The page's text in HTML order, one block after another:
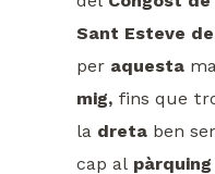
Sant Esteve
per aquesta
mig, fins que
la dretaben
cap al